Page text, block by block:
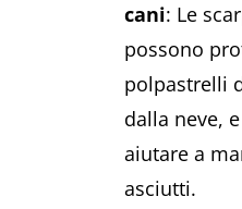
cani: Le
possono
polpastrelli
dalla neve,
aiutare a
asciutti.